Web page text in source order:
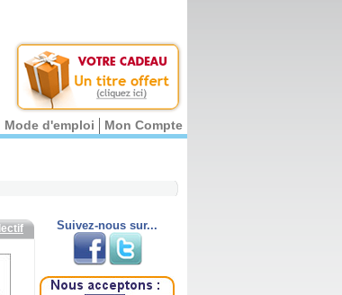
Mode d'emploi Mon Compte
Suivez-nous sur...